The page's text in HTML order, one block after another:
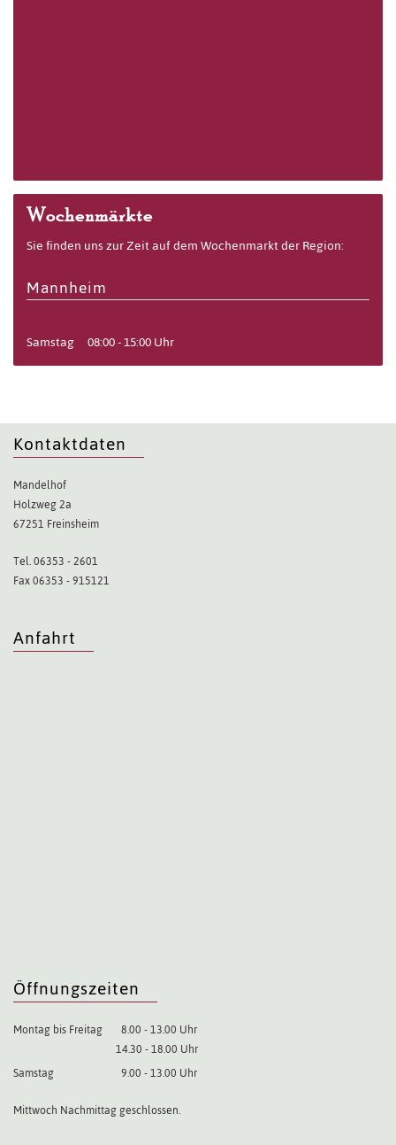
Wochenmärkte
Sie finden uns zur Zeit auf dem Wochenmarkt der Region:
Mannheim
Samstag 08:00 - 15:00 Uhr
Kontaktdaten
Mandelhof
Holzweg 2a
67251 Freinsheim
Tel. 06353 - 2601
Fax 06353 - 915121
Anfahrt
Öffnungszeiten
Montag bis Freitag
8.00 - 13.00 Uhr
14.30 - 18.00 Uhr
Samstag
9.00 - 13.00 Uhr
Mittwoch Nachmittag geschlossen.